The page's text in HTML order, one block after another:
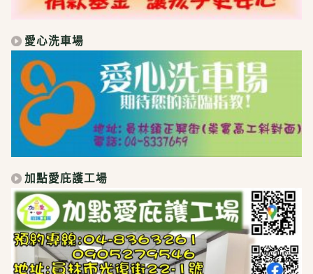
愛心洗車場
加點愛庇護工場